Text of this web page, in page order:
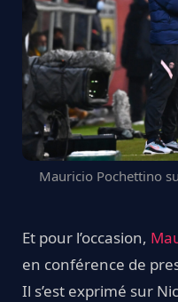
Mauricio Pochettino
Et pour l’occasion,
en conférence de
Il s’est exprimé sur